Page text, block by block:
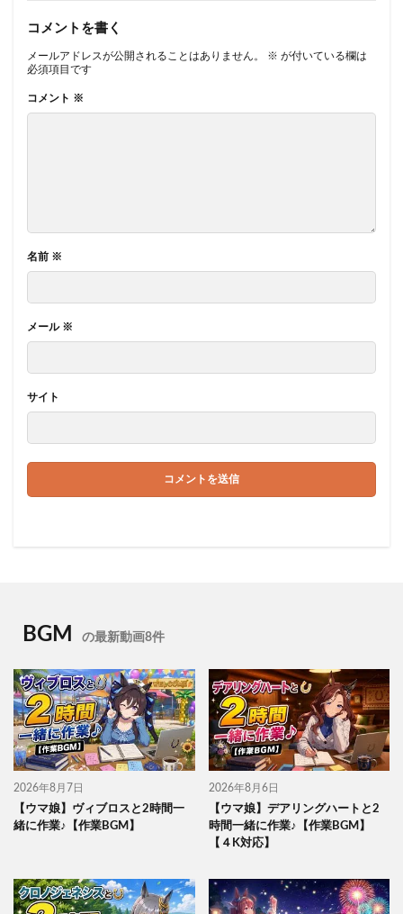
コメントを書く
メールアドレスが公開されることはありません。 ※ が付いている欄は
必須項目です
コメント ※
名前 ※
メール ※
サイト
BGM の最新動画8件
2026年8月7日
【ウマ娘】ヴィブロスと2時間一
緒に作業♪【作業BGM】
2026年8月6日
【ウマ娘】デアリングハートと2
時間一緒に作業♪【作業BGM】
【４K対応】